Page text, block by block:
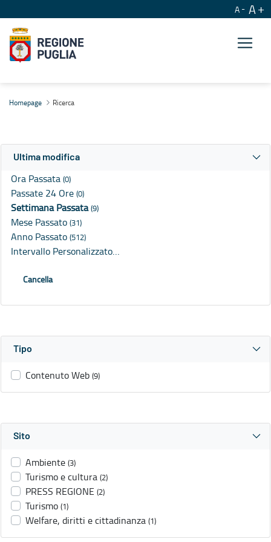
A A
Homepage Ricerca
Ultima modifica
Ora Passata (0)
Passate 24 Ore (0)
Settimana Passata(9)
Mese Passato (31)
Anno Passato (512)
Intervallo Personalizzato…
Cancella
Tipo
Contenuto Web (9)
Sito
Ambiente (3)
Turismo e cultura (2)
PRESS REGIONE (2)
Turismo (1)
Welfare, diritti e cittadinanza (1)